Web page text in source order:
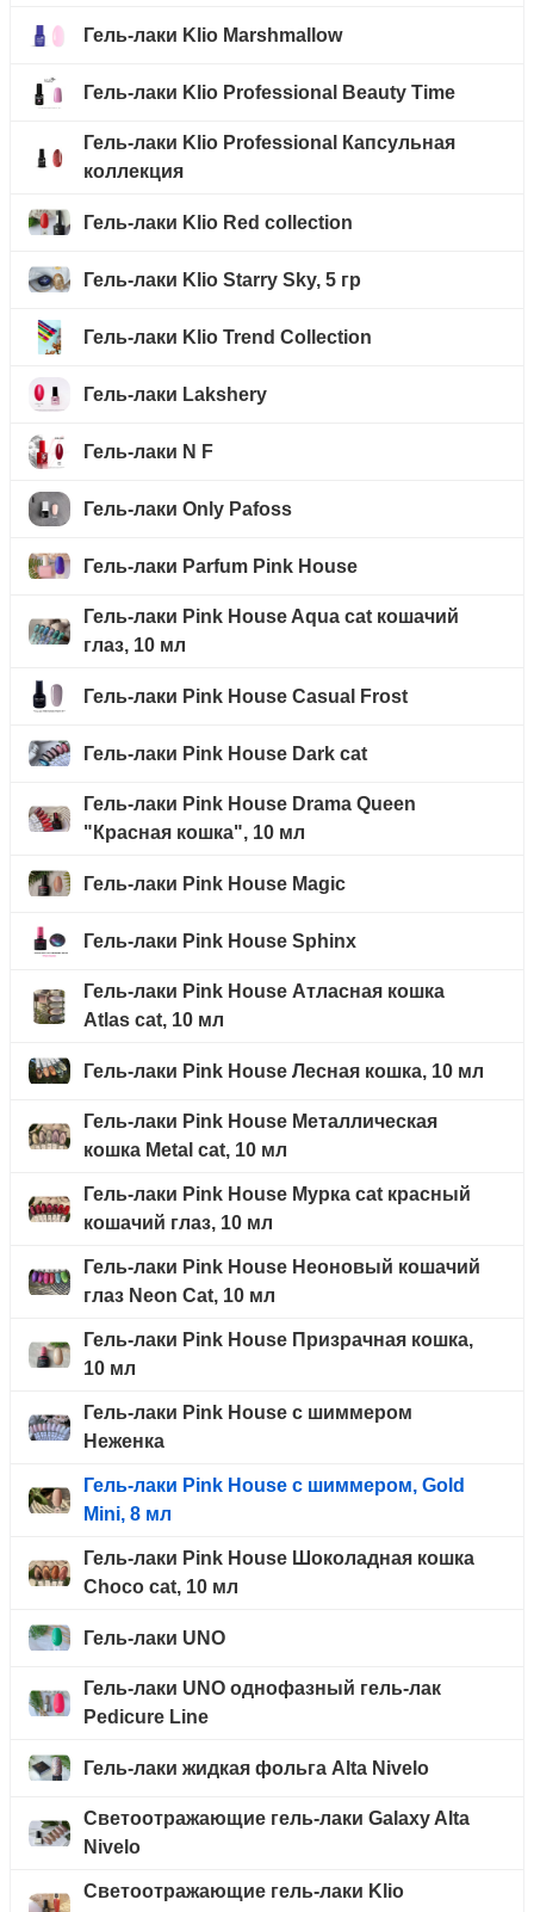
Гель-лаки Klio Marshmallow
Гель-лаки Klio Professional Beauty Time
Гель-лаки Klio Professional Капсульная
коллекция
Гель-лаки Klio Red collection
Гель-лаки Klio Starry Sky, 5 гр
Гель-лаки Klio Trend Collection
Гель-лаки Lakshery
Гель-лаки N F
Гель-лаки Only Pafoss
Гель-лаки Parfum Pink House
Гель-лаки Pink House Aqua cat кошачий
глаз, 10 мл
Гель-лаки Pink House Casual Frost
Гель-лаки Pink House Dark cat
Гель-лаки Pink House Drama Queen
"Красная кошка", 10 мл
Гель-лаки Pink House Magic
Гель-лаки Pink House Sphinx
Гель-лаки Pink House Атласная кошка
Atlas cat, 10 мл
Гель-лаки Pink House Лесная кошка, 10 мл
Гель-лаки Pink House Металлическая
кошка Metal cat, 10 мл
Гель-лаки Pink House Мурка cat красный
кошачий глаз, 10 мл
Гель-лаки Pink House Неоновый кошачий
глаз Neon Cat, 10 мл
Гель-лаки Pink House Призрачная кошка,
10 мл
Гель-лаки Pink House с шиммером
Неженка
Гель-лаки Pink House с шиммером, Gold
Mini, 8 мл
Гель-лаки Pink House Шоколадная кошка
Choco cat, 10 мл
Гель-лаки UNO
Гель-лаки UNO однофазный гель-лак
Pedicure Line
Гель-лаки жидкая фольга Alta Nivelo
Светоотражающие гель-лаки Galaxy Alta
Nivelo
Светоотражающие гель-лаки Klio